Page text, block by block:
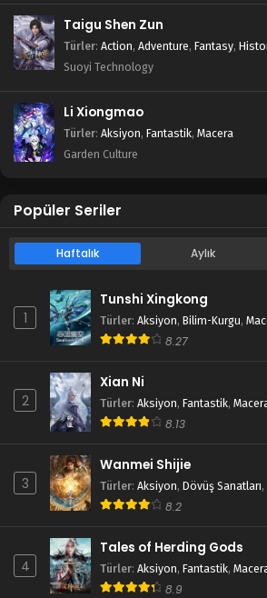
Taigu Shen Zun
Türler: Action, Adventure, Fantasy,
Suoyi Technology
Li Xiongmao
Türler: Aksiyon, Fantastik, Macera
Garden Culture
Popüler Seriler
Haftalık Aylık
1
Tunshi Xingkong
Türler: Aksiyon, Bilim-Kurgu,
8.27
2
Xian Ni
Türler: Aksiyon, Fantastik,
8.13
3
Wanmei Shijie
Türler: Aksiyon, Dövüş Sanatları,
8.2
4
Tales of Herding Gods
Türler: Aksiyon, Fantastik,
8.9